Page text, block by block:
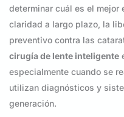
determinar cuál es el mejor
claridad a largo plazo, la
preventivo contra las
cirugía de lente inteligente
especialmente cuando se
utilizan diagnósticos y
generación.